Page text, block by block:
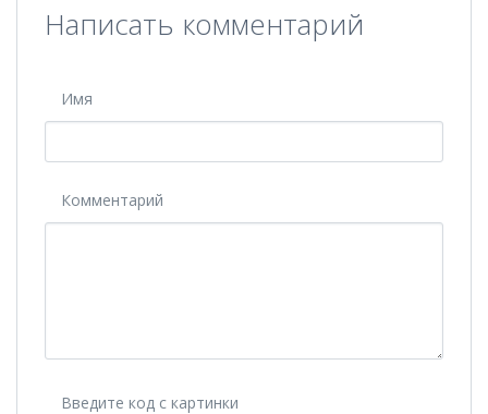
Написать комментарий
Имя
Комментарий
Введите код с картинки